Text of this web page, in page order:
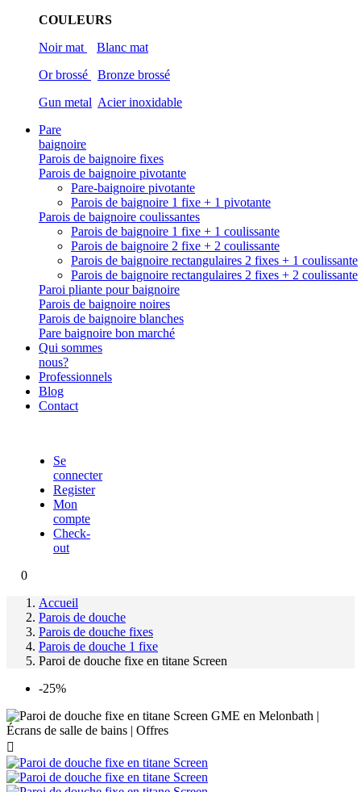
COULEURS
Noir mat
Blanc mat
Or brossé
Bronze brossé
Gun metal Acier inoxidable
Pare
baignoire
Parois de baignoire fixes
Parois de baignoire pivotante
Pare-baignoire pivotante
Parois de baignoire 1 fixe + 1 pivotante
Parois de baignoire coulissantes
Parois de baignoire 1 fixe + 1 coulissante
Parois de baignoire 2 fixe + 2 coulissante
Parois de baignoire rectangulaires 2 fixes + 1 coulissante
Parois de baignoire rectangulaires 2 fixes + 2 coulissante
Paroi pliante pour baignoire
Parois de baignoire noires
Parois de baignoire blanches
Pare baignoire bon marché
Qui sommes
nous?
Professionnels
Blog
Contact
Se
connecter
Register
Mon
compte
Check-
out
0
Accueil
Parois de douche
Parois de douche fixes
Parois de douche 1 fixe
Paroi de douche fixe en titane Screen
-25%
